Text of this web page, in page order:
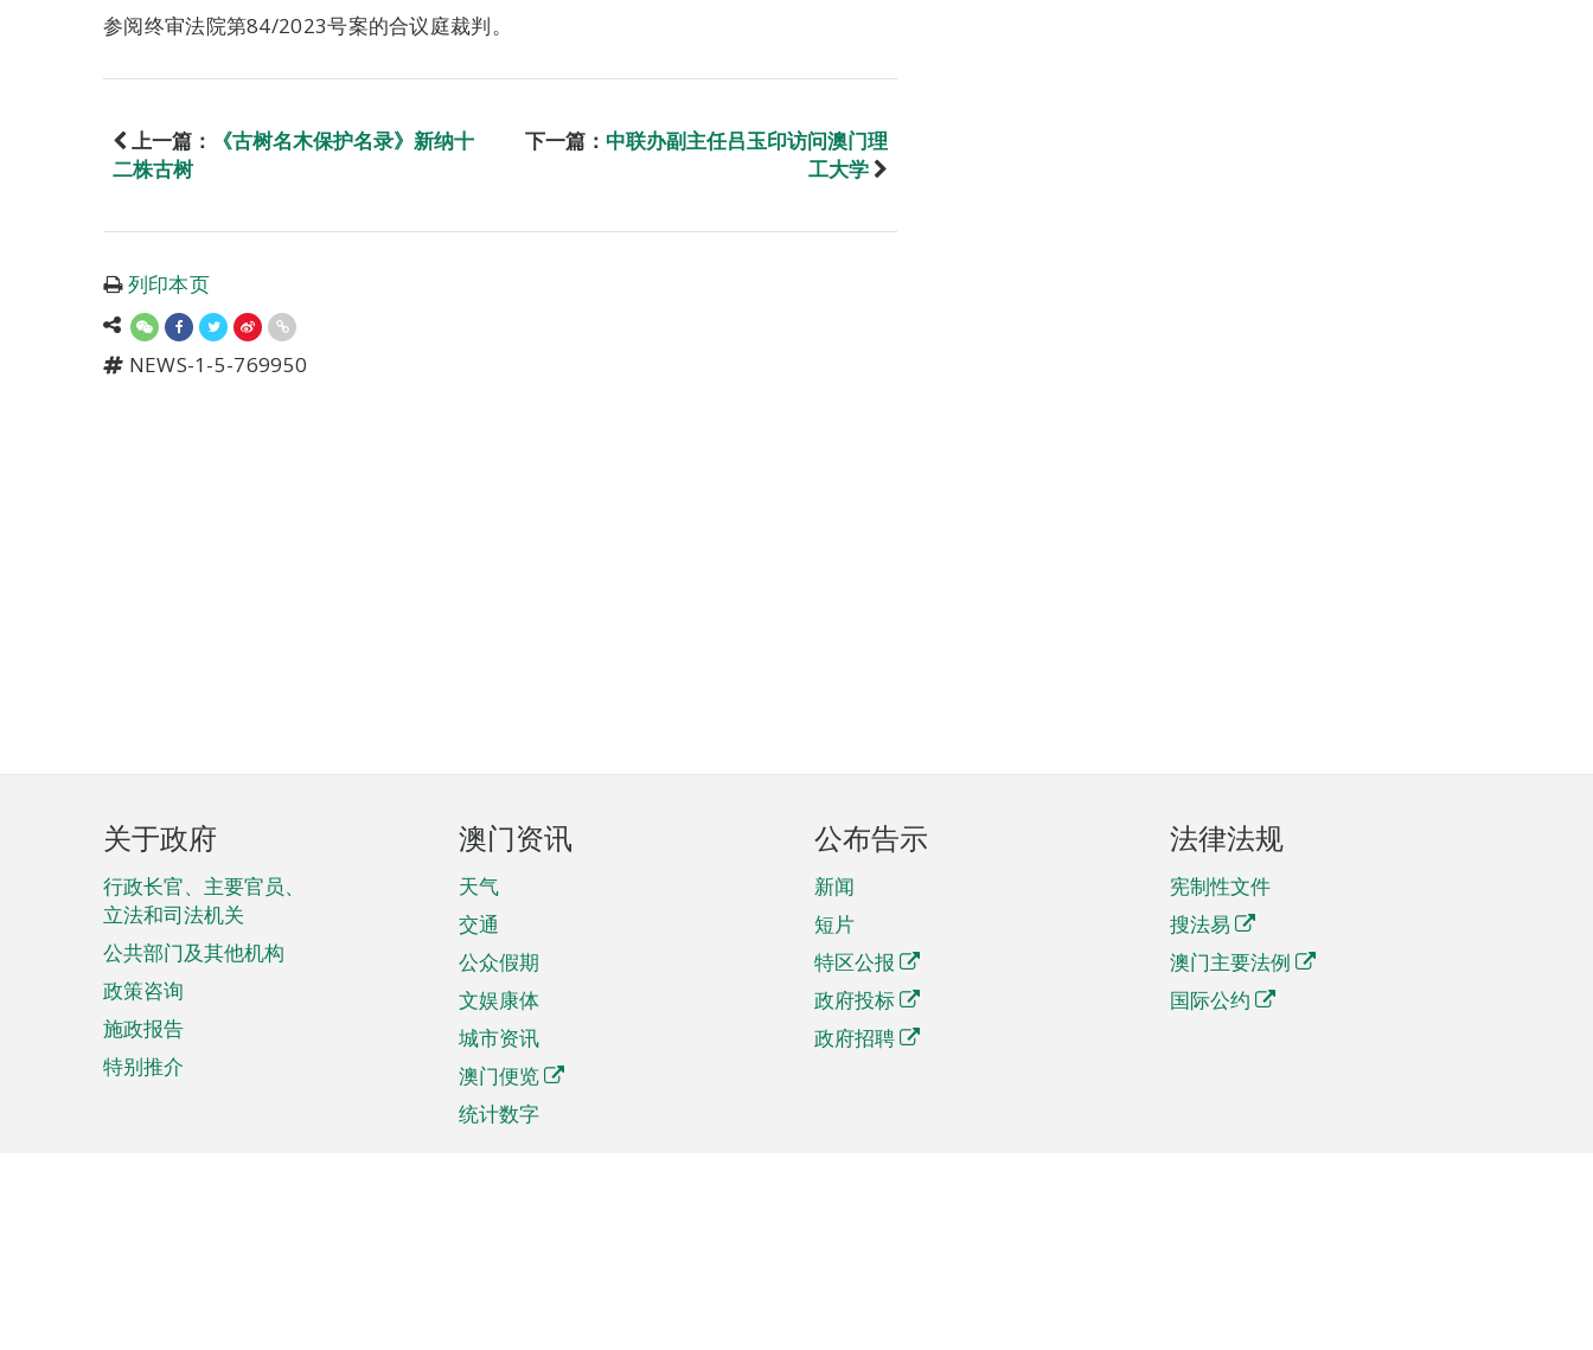
参阅终审法院第84/2023号案的合议庭裁判。
上一篇：
《古树名木保护名录》新纳十
二株古树
下一篇： 中联办副主任吕玉印访问澳门理
工大学
列印本页
NEWS-1-5-769950
页
脚
菜
单
关于政府
行政长官、主要官员、
立法和司法机关
公共部门及其他机构
政策咨询
施政报告
特别推介
澳门资讯
天气
交通
公众假期
文娱康体
城市资讯
澳门便览
统计数字
公布告示
新闻
短片
特区公报
政府投标
政府招聘
法律法规
宪制性文件
搜法易
澳门主要法例
国际公约